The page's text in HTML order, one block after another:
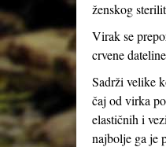
ženskog
Virak se
crvene
Sadrži velike
čaj od virka
elastičnih i
najbolje ga je